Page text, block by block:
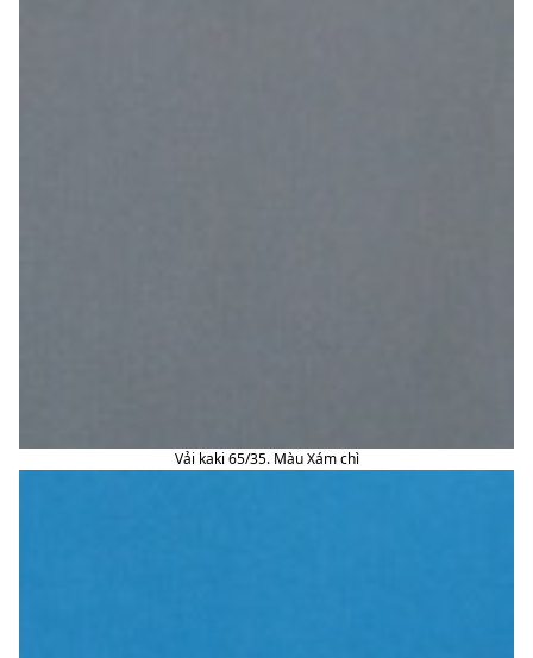
Vải kaki 65/35. Màu Xám chì